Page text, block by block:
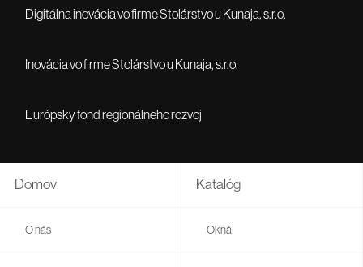
Digitálna inovácia vo firme Stolárstvo u Kunaja, s.r.o.
Inovácia vo firme Stolárstvo u Kunaja, s.r.o.
Európsky fond regionálneho rozvoj
Domov
O nás
Katalóg
Okná